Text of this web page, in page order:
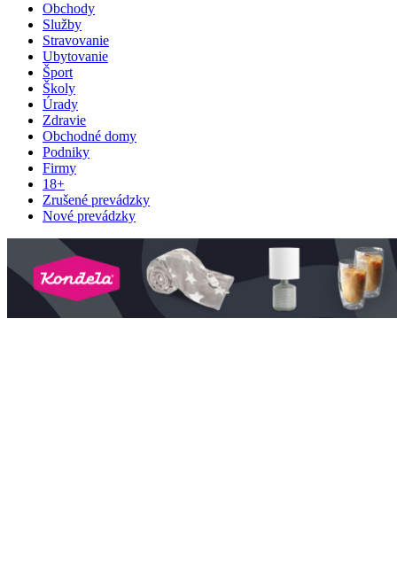
Obchody
Služby
Stravovanie
Ubytovanie
Šport
Školy
Úrady
Zdravie
Obchodné domy
Podniky
Firmy
18+
Zrušené prevádzky
Nové prevádzky